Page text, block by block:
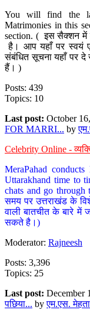
You will find the
Matrimonies in this
section. ( इस सैक्शन में
है। आप यहाँ पर स्वयं
संबंधित सूचना यहाँ पर
हैं। )
Posts: 439
Topics: 10
Last post: October
FOR MARRI... by
Celebrity Online -
MeraPahad
Uttarakhand time to
chats and go through
समय पर उत्तराखंड के
वाली बातचीत के बारे में
सकते है।)
Moderator: Rajneesh
Posts: 3,396
Topics: 25
Last post: December
पछिया... byएम.एस.